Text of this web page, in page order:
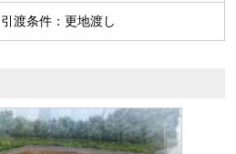
引渡条件：更地渡し